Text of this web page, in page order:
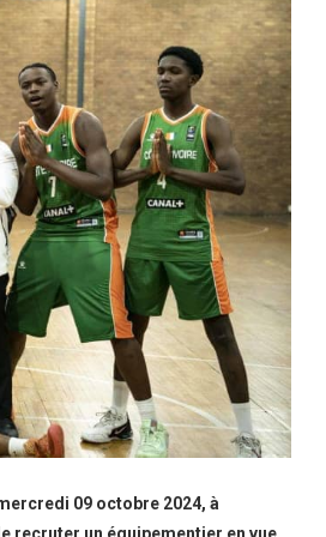
09 octobre 2024, à